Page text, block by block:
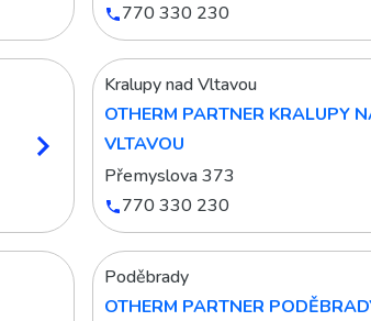
770 330 230
Kralupy nad Vltavou
OTHERM PARTNER KRALUPY
VLTAVOU
Přemyslova 373
770 330 230
Poděbrady
OTHERM PARTNER